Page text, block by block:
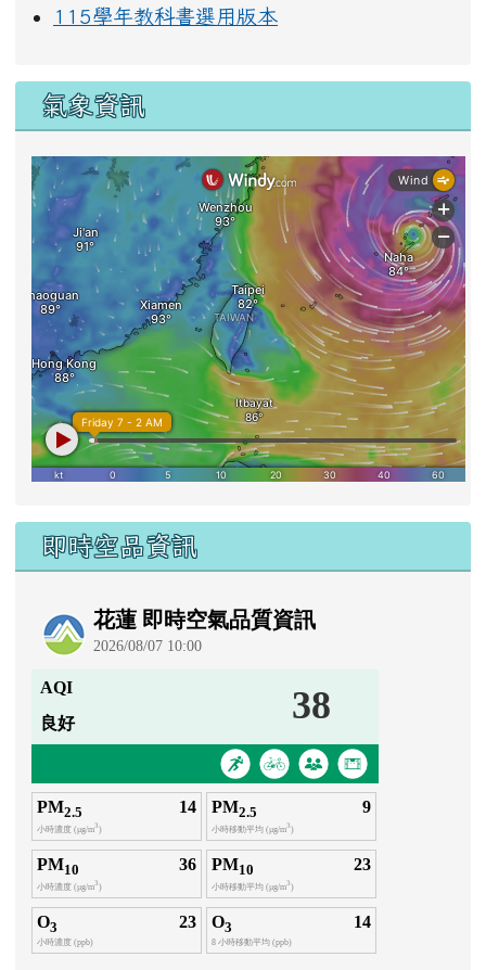
115學年教科書選用版本
氣象資訊
即時空品資訊